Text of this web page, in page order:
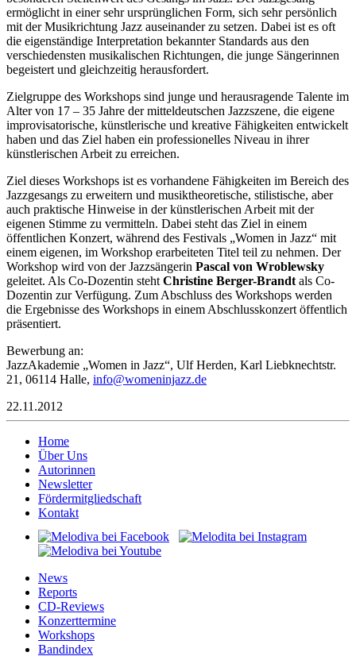
ermöglicht in einer sehr ursprünglichen Form, sich sehr persönlich
mit der Musikrichtung Jazz auseinander zu setzen. Dabei ist es oft
die eigenständige Interpretation bekannter Standards aus den
verschiedensten musikalischen Richtungen, die junge Sängerinnen
begeistert und gleichzeitig herausfordert.
Zielgruppe des Workshops sind junge und herausragende Talente im
Alter von 17 – 35 Jahre der mitteldeutschen Jazzszene, die eigene
improvisatorische, künstlerische und kreative Fähigkeiten entwickelt
haben und das Ziel haben ein professionelles Niveau in ihrer
künstlerischen Arbeit zu erreichen.
Ziel dieses Workshops ist es vorhandene Fähigkeiten im Bereich des
Jazzgesangs zu erweitern und musiktheoretische, stilistische, aber
auch praktische Hinweise in der künstlerischen Arbeit mit der
eigenen Stimme zu vermitteln. Dabei steht das Ziel in einem
öffentlichen Konzert, während des Festivals „Women in Jazz“ mit
einem eigenen, im Workshop erarbeiteten Titel teil zu nehmen. Der
Workshop wird von der Jazzsängerin Pascal von Wroblewsky
geleitet. Als Co-Dozentin steht Christine Berger-Brandt als Co-
Dozentin zur Verfügung. Zum Abschluss des Workshops werden
die Ergebnisse des Workshops in einem Abschlusskonzert öffentlich
präsentiert.
Bewerbung an:
JazzAkademie „Women in Jazz“, Ulf Herden, Karl Liebknechtstr.
21, 06114 Halle,
ed.zz
ajnin
emow@
ofni
22.11.2012
Home
Über Uns
Autorinnen
Newsletter
Fördermitgliedschaft
Kontakt
News
Reports
CD-Reviews
Konzerttermine
Workshops
Bandindex